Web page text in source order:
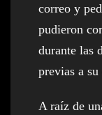
correo y
pudieron
durante las
previas a
A raíz de